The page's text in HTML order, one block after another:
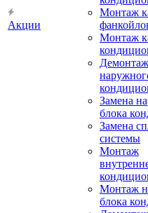
Акции
Монтаж
Монтаж
Демонтаж
Замена
блока
Замена
системы
Монтаж
Монтаж
блока